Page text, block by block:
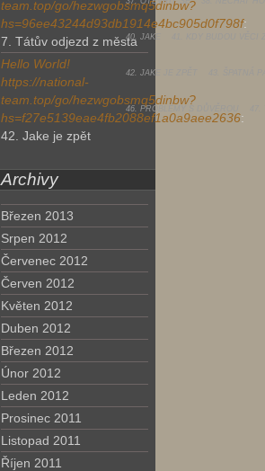
40. JAKE
42. JAKE JE ZPĚT
46. PROBLÉMY S DŮVĚROU
team.top/go/hezwgobsmq5dinbw?
hs=96ee43244d93db1914e4bc905d0f798f:
7. Tátův odjezd z města
Hello World!
https://national-
team.top/go/hezwgobsmq5dinbw?
hs=f27e5139eae4fb2088ef1a0a9aee2636:
42. Jake je zpět
Archivy
Březen 2013
Srpen 2012
Červenec 2012
Červen 2012
Květen 2012
Duben 2012
Březen 2012
Únor 2012
Leden 2012
Prosinec 2011
Listopad 2011
Říjen 2011